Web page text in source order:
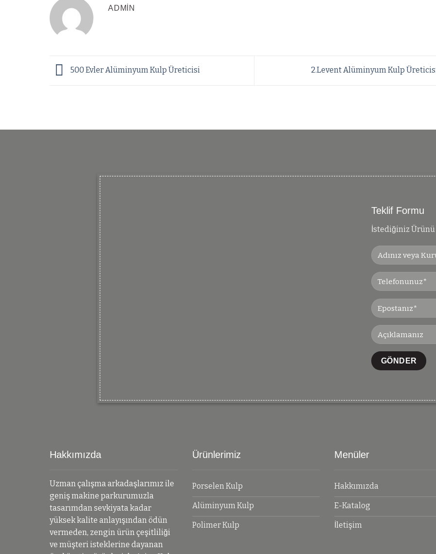
ADMIN
500 Evler Alüminyum Kulp Üreticisi 2.Levent Alüminyum Kulp
Teklif Formu
İstediğiniz
Hakkımızda
Uzman çalışma arkadaşlarımız ile
geniş makine parkurumuzla
tasarımdan sevkiyata kadar
yüksek kalite anlayışından ödün
vermeden, zengin ürün çeşitliliği
ve müşteri isteklerine dayanan
Ürünlerimiz
Porselen Kulp
Alüminyum Kulp
Polimer Kulp
Menüler
Hakkımızda
E-Katalog
İletişim